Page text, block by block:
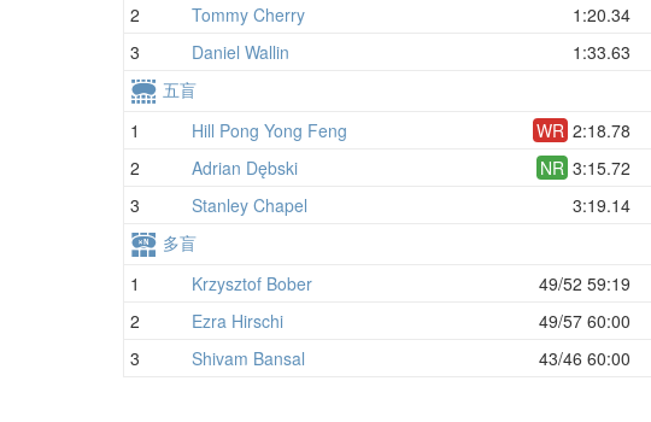
2 Tommy Cherry 1:20.34
3 Daniel Wallin 1:33.63
五盲
1
Hill Pong Yong Feng WR 2:18.78
2 Adrian Dębski NR 3:15.72
3 Stanley Chapel 3:19.14
多盲
1
Krzysztof Bober 49/52 59:19
2 Ezra Hirschi 49/57 60:00
3 Shivam Bansal 43/46 60:00